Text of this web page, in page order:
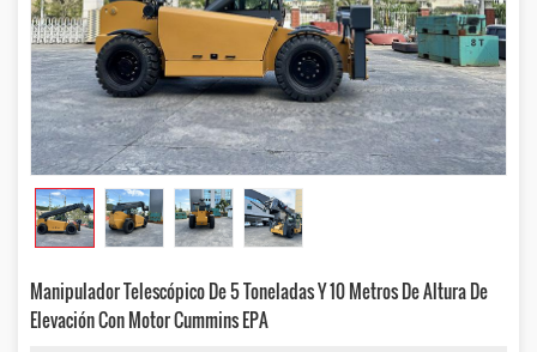
Manipulador Telescópico De 5 Toneladas Y 10 Metros De Altura De
Elevación Con Motor Cummins EPA